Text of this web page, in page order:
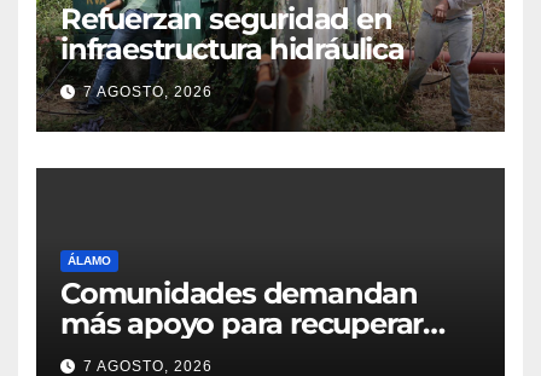
Refuerzan seguridad en
infraestructura hidráulica
7 AGOSTO, 2026
ÁLAMO
Comunidades demandan
más apoyo para recuperar
parcelas
7 AGOSTO, 2026